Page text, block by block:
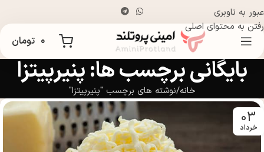
عبور به ناوبری
رفتن به محتوای اصلی
۰ تومان
بایگانی برچسب ها: پنیرپیتزا
خانه نوشته های برچسب "پنیرپیتزا"
03
خرداد